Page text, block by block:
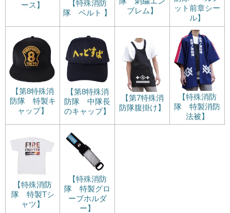
ース】
【特殊消防
隊 ベルト 】
ブレム】
ット前章シー
ル】
【第8特殊消
防隊 特製キ
ャップ】
【第8特殊消
防隊 中隊長
のキャップ】
【第7特殊消
防隊腹掛け】
【特殊消防
隊 特製消防
法被】
【特殊消防
隊 特製Tシ
ャツ】
【特殊消防
隊 特製グロ
ーブホルダ
ー】